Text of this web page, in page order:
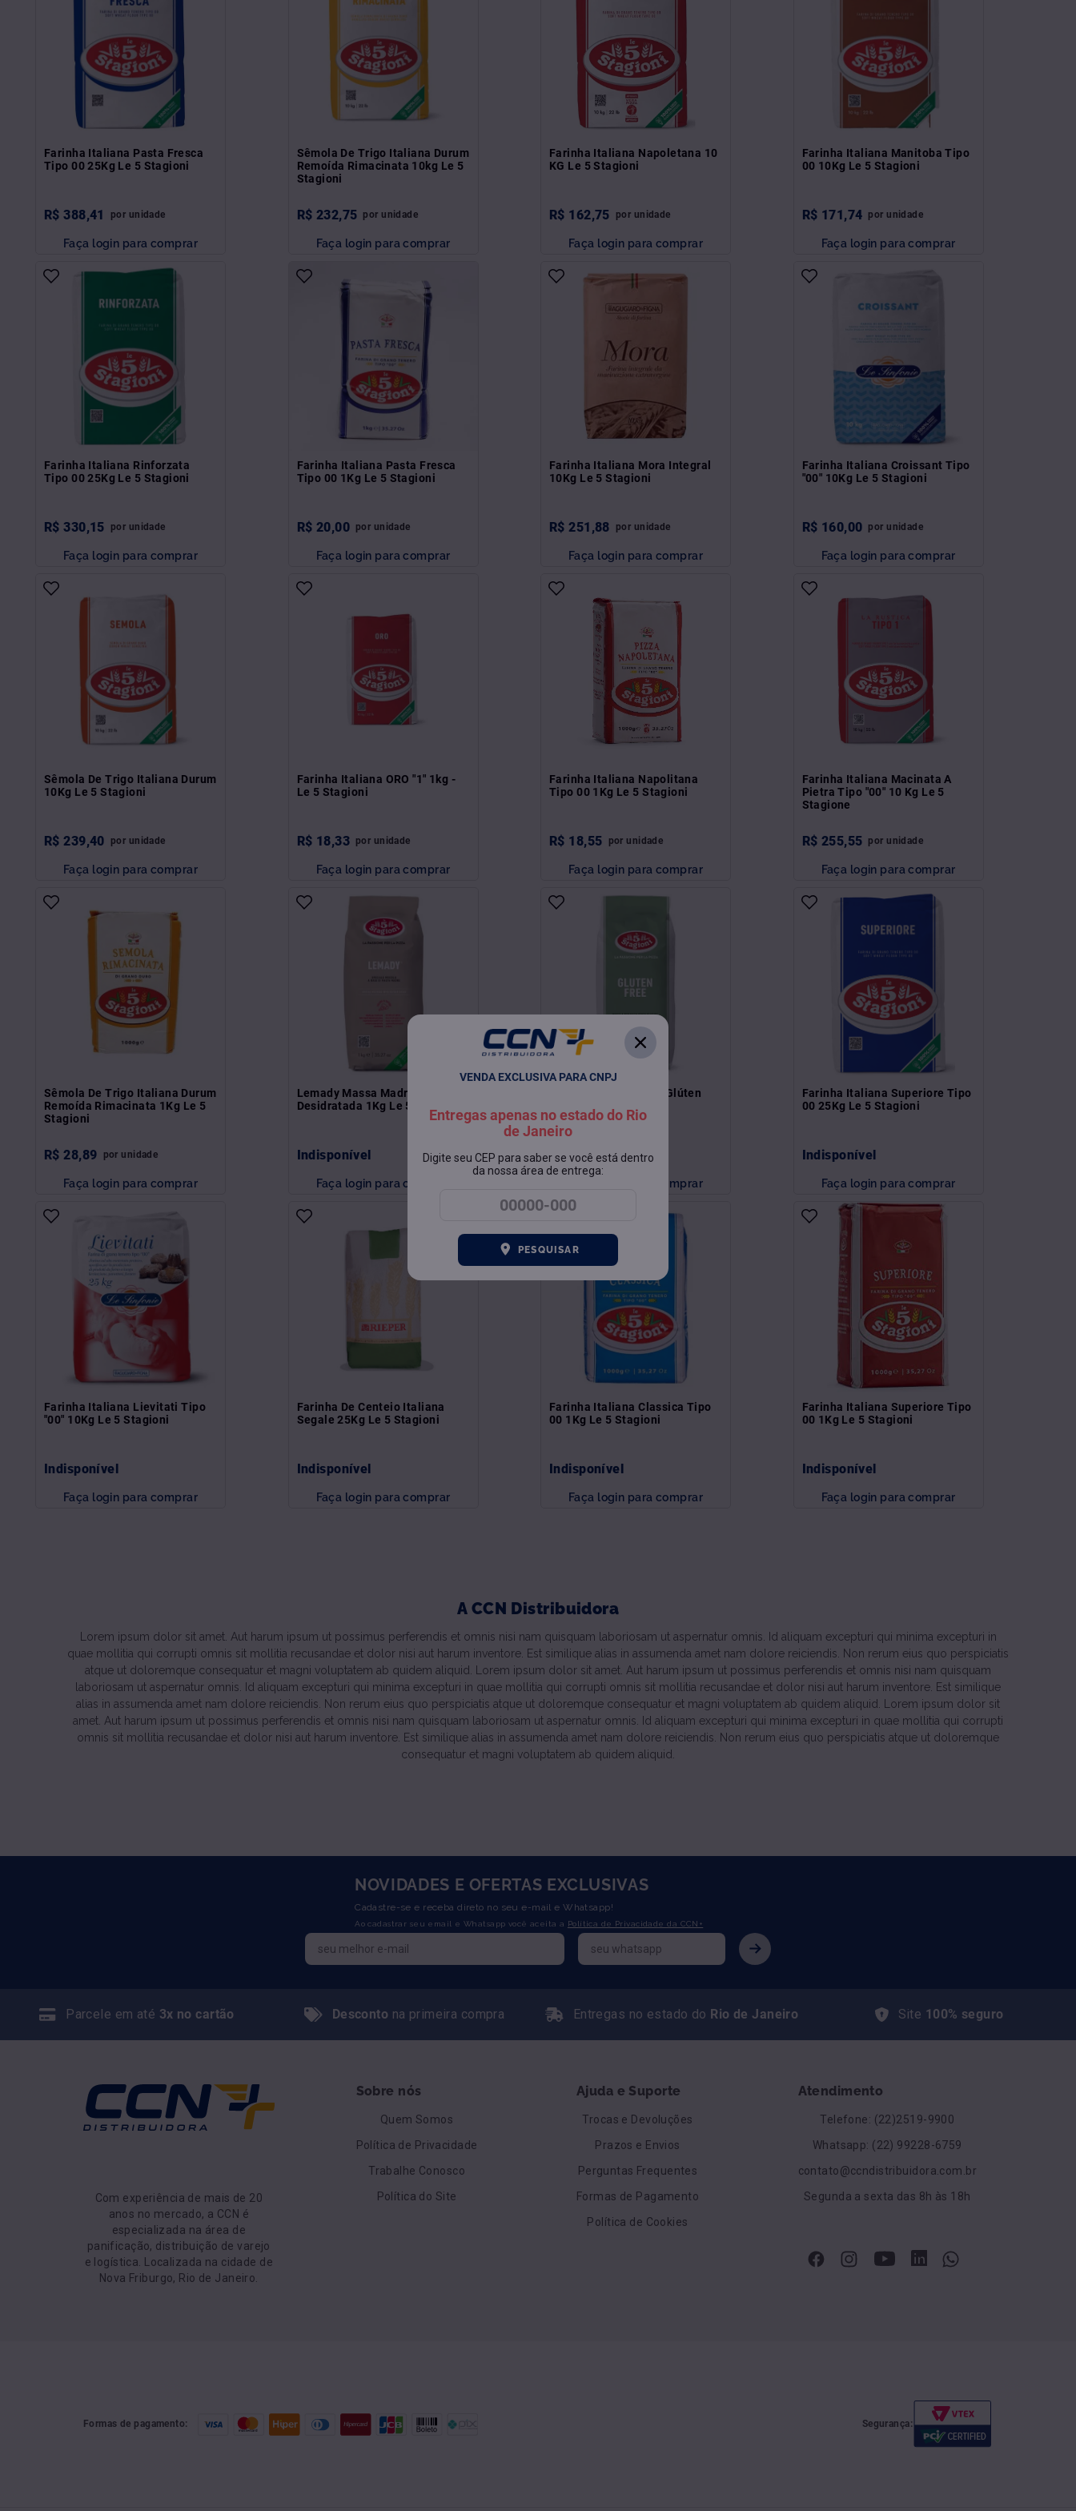
VENDA EXCLUSIVA PARA CNPJ
Entregas apenas no estado do Rio
de Janeiro
Digite seu CEP para saber se você está dentro
da nossa área de entrega:
PESQUISAR
Farinha Italiana Pasta Fresca
Tipo 00 25Kg Le 5 Stagioni
R$ 388,41 por unidade
Faça login para comprar
Sêmola De Trigo Italiana Durum
Remoída Rimacinata 10kg Le 5
Stagioni
R$ 232,75 por unidade
Faça login para comprar
Farinha Italiana Napoletana 10
KG Le 5 Stagioni
R$ 162,75 por unidade
Faça login para comprar
Farinha Italiana Manitoba Tipo
00 10Kg Le 5 Stagioni
R$ 171,74 por unidade
Faça login para comprar
Farinha Italiana Rinforzata
Tipo 00 25Kg Le 5 Stagioni
R$ 330,15 por unidade
Faça login para comprar
Farinha Italiana Pasta Fresca
Tipo 00 1Kg Le 5 Stagioni
R$ 20,00 por unidade
Faça login para comprar
Farinha Italiana Mora Integral
10Kg Le 5 Stagioni
R$ 251 ,88 por unidade
Faça login para comprar
Farinha Italiana Croissant Tipo
"00" 10Kg Le 5 Stagioni
R$ 160,00 por unidade
Faça login para comprar
Sêmola De Trigo Italiana Durum
10Kg Le 5 Stagioni
R$ 239,40 por unidade
Faça login para comprar
Farinha Italiana ORO "1" 1kg -
Le 5 Stagioni
R$ 18,33 por unidade
Faça login para comprar
Farinha Italiana Napolitana
Tipo 00 1Kg Le 5 Stagioni
R$ 18,55 por unidade
Faça login para comprar
Farinha Italiana Macinata A
Pietra Tipo "00" 10 Kg Le 5
Stagione
R$ 255,55 por unidade
Faça login para comprar
Sêmola De Trigo Italiana Durum
Remoída Rimacinata 1Kg Le 5
Stagioni
R$ 28,89 por unidade
Faça login para comprar
Lemady Massa Madre
Desidratada 1Kg Le 5 Stagioni
Indisponível
Faça login para comprar
Farinha Italiana Sem Glúten
Indisponível
Faça login para comprar
Farinha Italiana Superiore Tipo
00 25Kg Le 5 Stagioni
Indisponível
Faça login para comprar
Farinha Italiana Lievitati Tipo
"00" 10Kg Le 5 Stagioni
Indisponível
Faça login para comprar
Farinha De Centeio Italiana
Segale 25Kg Le 5 Stagioni
Indisponível
Faça login para comprar
Farinha Italiana Classica Tipo
00 1Kg Le 5 Stagioni
Indisponível
Faça login para comprar
Farinha Italiana Superiore Tipo
00 1Kg Le 5 Stagioni
Indisponível
Faça login para comprar
A CCN Distribuidora
Lorem ipsum dolor sit amet. Aut harum ipsum ut possimus perferendis et omnis nisi nam quisquam laboriosam ut aspernatur omnis. Id aliquam excepturi qui minima excepturi in
quae mollitia qui corrupti omnis sit mollitia recusandae et dolor nisi aut harum inventore. Est similique alias in assumenda amet nam dolore reiciendis. Non rerum eius quo perspiciatis
atque ut doloremque consequatur et magni voluptatem ab quidem aliquid. Lorem ipsum dolor sit amet. Aut harum ipsum ut possimus perferendis et omnis nisi nam quisquam
laboriosam ut aspernatur omnis. Id aliquam excepturi qui minima excepturi in quae mollitia qui corrupti omnis sit mollitia recusandae et dolor nisi aut harum inventore. Est similique
alias in assumenda amet nam dolore reiciendis. Non rerum eius quo perspiciatis atque ut doloremque consequatur et magni voluptatem ab quidem aliquid. Lorem ipsum dolor sit
amet. Aut harum ipsum ut possimus perferendis et omnis nisi nam quisquam laboriosam ut aspernatur omnis. Id aliquam excepturi qui minima excepturi in quae mollitia qui corrupti
omnis sit mollitia recusandae et dolor nisi aut harum inventore. Est similique alias in assumenda amet nam dolore reiciendis. Non rerum eius quo perspiciatis atque ut doloremque
consequatur et magni voluptatem ab quidem aliquid.
NOVIDADES E OFERTAS EXCLUSIVAS
Cadastre-se e receba direto no seu e-mail e Whatsapp!
Ao cadastrar seu email e Whatsapp você aceita a Política de Privacidade da CCN+
Parcele em até 3x no cartão Desconto na primeira compra Entregas no estado do Rio de Janeiro Site 100% seguro
Com experiência de mais de 20
anos no mercado, a CCN é
especializada na área de
panificação, distribuição de varejo
e logística. Localizada na cidade de
Nova Friburgo, Rio de Janeiro.
Sobre nós
Quem Somos
Política de Privacidade
Trabalhe Conosco
Política do Site
Ajuda e Suporte
Trocas e Devoluções
Prazos e Envios
Perguntas Frequentes
Formas de Pagamento
Política de Cookies
Atendimento
Telefone: (22)2519-9900
Whatsapp: (22) 99228-6759
contato@ccndistribuidora.com.br
Segunda a sexta das 8h às 18h
Formas de pagamento: Segurança: